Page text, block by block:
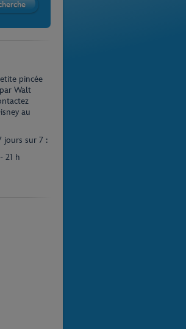
pincée
Walt
au
jours sur 7 :
21 h